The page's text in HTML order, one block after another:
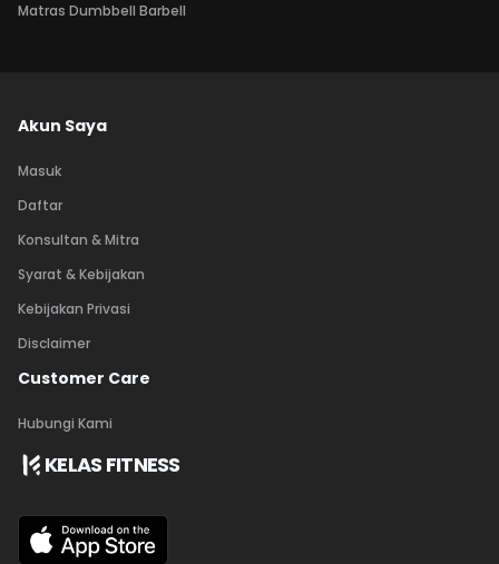
Matras Dumbbell Barbell
Akun Saya
Masuk
Daftar
Konsultan & Mitra
Syarat & Kebijakan
Kebijakan Privasi
Disclaimer
Customer Care
Hubungi Kami
KELAS FITNESS